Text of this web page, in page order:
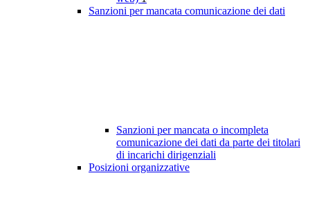
Sanzioni per mancata comunicazione dei dati
Sanzioni per mancata o incompleta
comunicazione dei dati da parte dei titolari
di incarichi dirigenziali
Posizioni organizzative